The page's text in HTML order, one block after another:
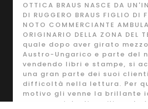
OTTICA BRAUS NASCE DA
DI RUGGERO BRAUS FIGLIO DI
NOTO COMMERCIANTE
ORIGINARIO DELLA ZONA DEL
quale dopo aver girato
Austro-Ungarico e parte del
vendendo libri e stampe, si
una gran parte dei suoi
difficoltà nella lettura. Per
motivo gli venne la brillante
procurarsi degli ausili per la